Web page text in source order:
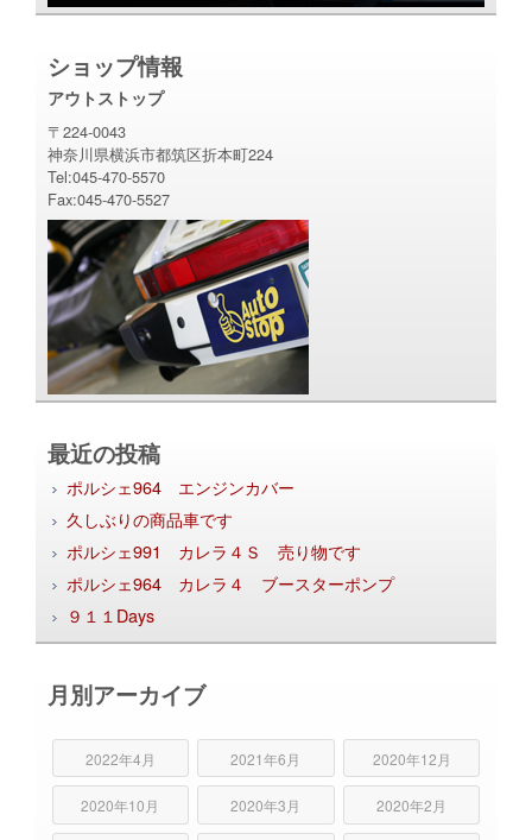
ショップ情報
アウトストップ
〒224-0043
神奈川県横浜市都筑区折本町224
Tel:045-470-5570
Fax:045-470-5527
最近の投稿
ポルシェ964 エンジンカバー
久しぶりの商品車です
ポルシェ991 カレラ４Ｓ 売り物です
ポルシェ964 カレラ４ ブースターポンプ
９１１Days
月別アーカイブ
2022年4月 2021年6月 2020年12月
2020年10月 2020年3月 2020年2月